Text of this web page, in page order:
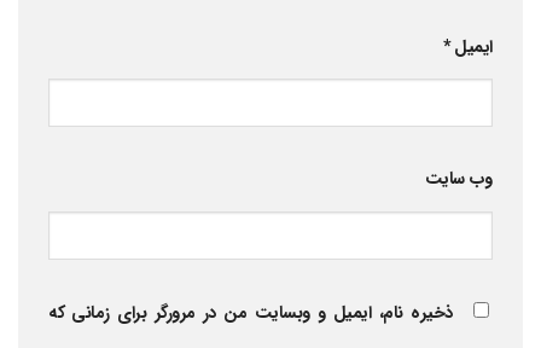
ایمیل*
وب‌ سایت
ذخیره نام، ایمیل و وبسایت من در مرورگر برای زمانی که